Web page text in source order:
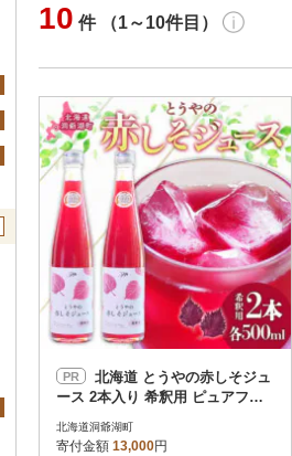
円
決済方法 解除
PayPay
クレジットカード決済
Amazon Pay
楽天ペイ
メルペイ
コンビニ支払い
ソフトバンクまとめて支払い
d払い
金融機関(Pay-easy決済)
10 件 （1～10件目）
PR
ース 2本入り 希釈用 ピュアフー
ズとうや 洞爺湖町
北海道洞爺湖町
寄付金額 13,000円